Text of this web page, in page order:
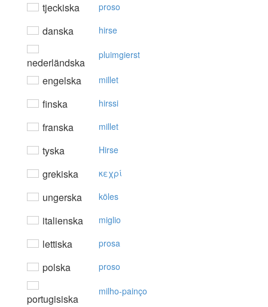
tjeckiska proso
danska hirse
nederländska
pluimgierst
engelska millet
finska hirssi
franska millet
tyska Hirse
grekiska κεχρί
ungerska köles
italienska miglio
lettiska prosa
polska proso
portugisiska
milho-painço